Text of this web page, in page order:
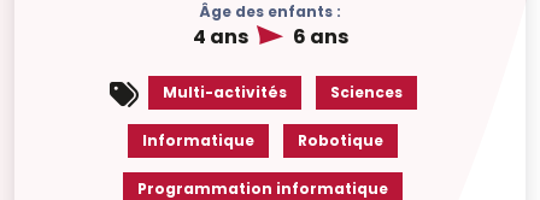
Âge des enfants :
4 ans 6 ans
Multi-activités Sciences
Informatique Robotique
Programmation informatique